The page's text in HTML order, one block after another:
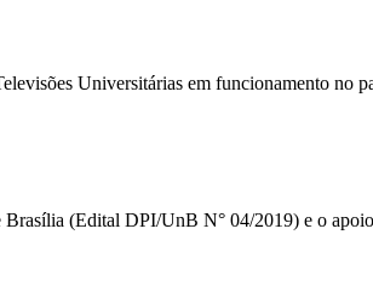
Universitárias em funcionamento
(Edital DPI/UnB N° 04/2019) e o